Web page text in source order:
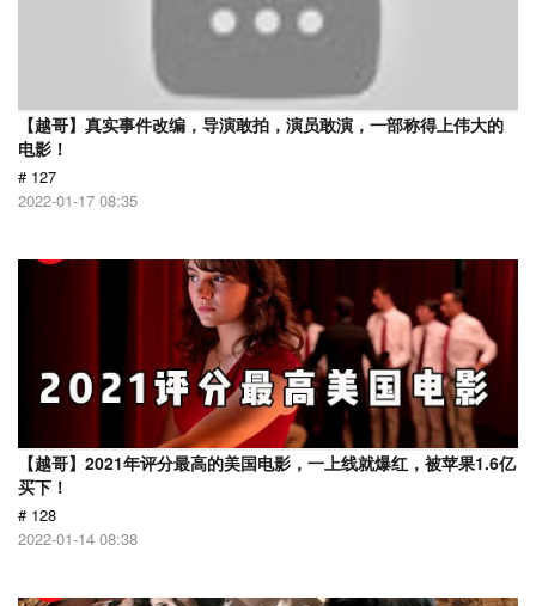
【越哥】真实事件改编，导演敢拍，演员敢演，一部称得上伟大的
电影！
# 127
2022-01-17 08:35
【越哥】2021年评分最高的美国电影，一上线就爆红，被苹果1.6亿
买下！
# 128
2022-01-14 08:38